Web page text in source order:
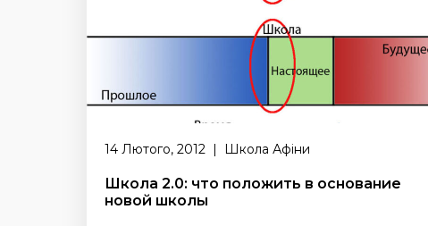
14 Лютого, 2012 | Школа Афіни
Школа 2.0: что положить в основание
новой школы